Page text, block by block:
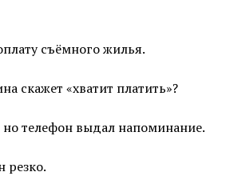
съёмного жилья.
скажет «хватит платить»?
но телефон выдал напоминание.
резко.